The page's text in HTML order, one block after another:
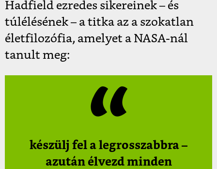
Hadfield ezredes sikereinek – és
túlélésének – a titka az a szokatlan
életfilozófia, amelyet a NASA-nál
tanult meg:
készülj fel a legrosszabbra –
azután élvezd minden